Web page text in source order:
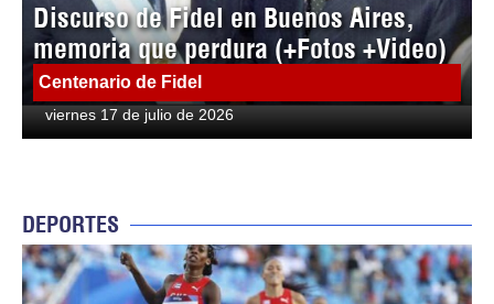
Discurso de Fidel en Buenos Aires,
memoria que perdura (+Fotos +Video)
Centenario de Fidel
viernes 17 de julio de 2026
DEPORTES